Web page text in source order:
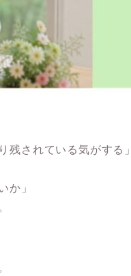
残されている気がする」
か」